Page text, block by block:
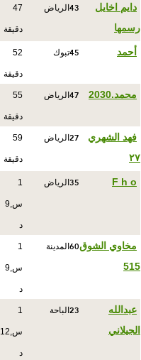
دايم اخايل
رسمها
43 الرياض 47
دقيقة
أحمد 45تبوك 52
دقيقة
محمد.2030 47 الرياض 55
دقيقة
فهد الشهري
٢٧
27 الرياض 59
دقيقة
F h o
35 الرياض 1
س,9
د
مخاوي الشوق
515
60 المدينة 1
س,9
د
عبدالله
الجيلاني
23 الباحة 1
س,12
د